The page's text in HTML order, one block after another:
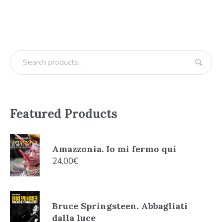
Featured Products
Amazzonia. Io mi fermo qui
24,00€
Bruce Springsteen. Abbagliati
dalla luce